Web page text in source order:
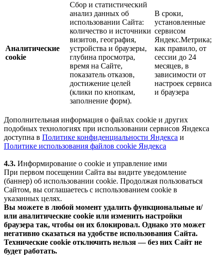
Аналитические
cookie
Сбор и статистический
анализ данных об
использовании Сайта:
количество и источники
визитов, география,
устройства и браузеры,
глубина просмотра,
время на Сайте,
показатель отказов,
достижение целей
(клики по кнопкам,
заполнение форм).
В сроки,
установленные
сервисом
Яндекс.Метрика;
как правило, от
сессии до 24
месяцев, в
зависимости от
настроек сервиса
и браузера
Дополнительная информация о файлах cookie и других
подобных технологиях при использовании сервисов Яндекса
доступна в Политике конфиденциальности Яндекса и
Политике использования файлов cookie Яндекса
4.3. Информирование о cookie и управление ими
При первом посещении Сайта вы видите уведомление
(баннер) об использовании cookie. Продолжая пользоваться
Сайтом, вы соглашаетесь с использованием cookie в
указанных целях.
Вы можете в любой момент удалить функциональные и/
или аналитические cookie или изменить настройки
браузера так, чтобы он их блокировал. Однако это может
негативно сказаться на удобстве использования Сайта.
Технические cookie отключить нельзя — без них Сайт не
будет работать.